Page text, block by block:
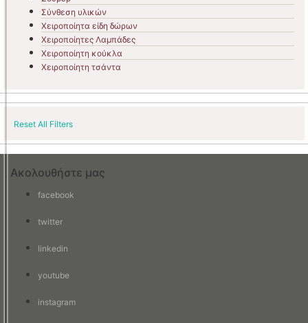
Σύνθεση υλικών
Χειροποίητα είδη δώρων
Χειροποίητες Λαμπάδες
Χειροποίητη κούκλα
Χειροποίητη τσάντα
Reset All Filters
Ακολουθήστε μας
facebook
twitter
linkedin
youtube
instagram